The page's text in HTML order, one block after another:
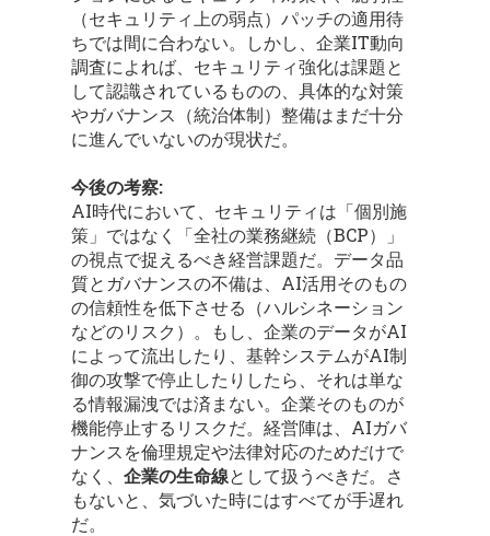
（セキュリティ上の弱点）パッチの適用待
ちでは間に合わない。しかし、企業IT動向
調査によれば、セキュリティ強化は課題と
して認識されているものの、具体的な対策
やガバナンス（統治体制）整備はまだ十分
に進んでいないのが現状だ。
今後の考察:
AI時代において、セキュリティは「個別施
策」ではなく「全社の業務継続（BCP）」
の視点で捉えるべき経営課題だ。データ品
質とガバナンスの不備は、AI活用そのもの
の信頼性を低下させる（ハルシネーション
などのリスク）。もし、企業のデータがAI
によって流出したり、基幹システムがAI制
御の攻撃で停止したりしたら、それは単な
る情報漏洩では済まない。企業そのものが
機能停止するリスクだ。経営陣は、AIガバ
ナンスを倫理規定や法律対応のためだけで
なく、 企業の生命線として扱うべきだ。さ
もないと、気づいた時にはすべてが手遅れ
だ。